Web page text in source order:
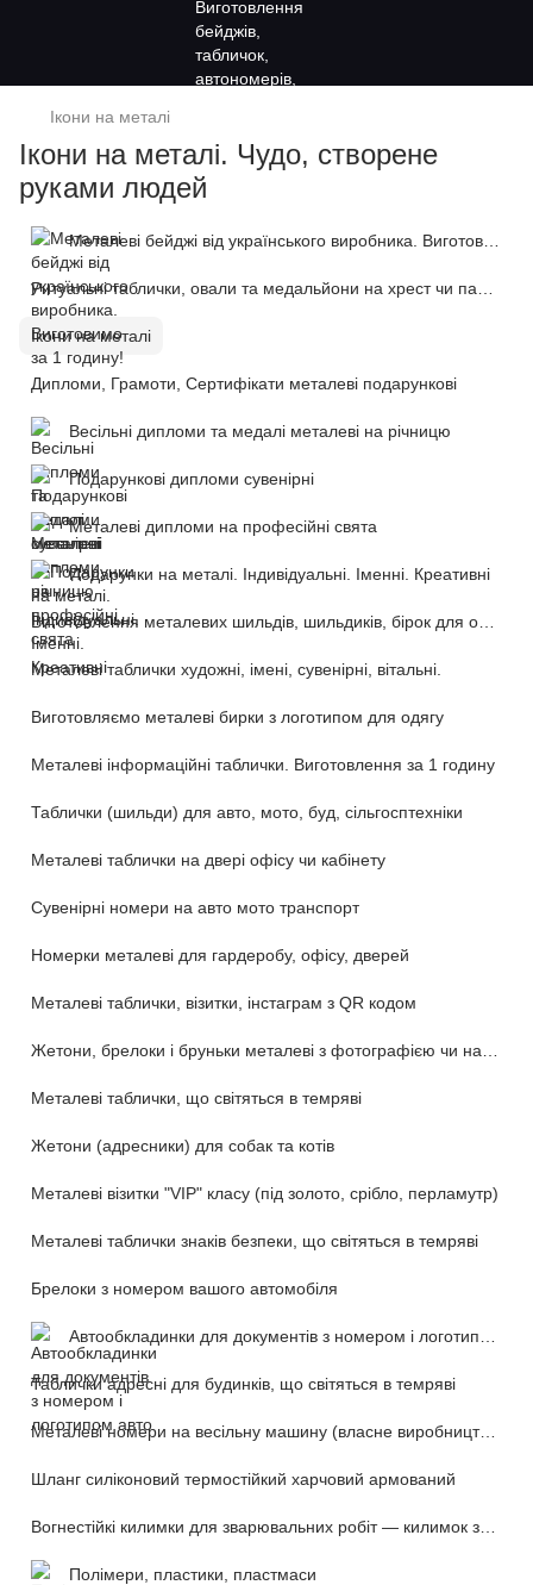
Ікони на металі
Ікони на металі. Чудо, створене
руками людей
Ікони на металі
Дипломи, Грамоти, Сертифікати металеві подарункові
Весільні дипломи та медалі металеві на річницю
Подарункові дипломи сувенірні
Металеві дипломи на професійні свята
Подарунки на металі. Індивідуальні. Іменні. Креативні
Металеві таблички художні, імені, сувенірні, вітальні.
Виготовляємо металеві бирки з логотипом для одягу
Металеві інформаційні таблички. Виготовлення за 1 годину
Таблички (шильди) для авто, мото, буд, сільгосптехніки
Металеві таблички на двері офісу чи кабінету
Сувенірні номери на авто мото транспорт
Номерки металеві для гардеробу, офісу, дверей
Металеві таблички, візитки, інстаграм з QR кодом
Металеві таблички, що світяться в темряві
Жетони (адресники) для собак та котів
Металеві візитки "VIP" класу (під золото, срібло, перламутр)
Металеві таблички знаків безпеки, що світяться в темряві
Брелоки з номером вашого автомобіля
Таблички адресні для будинків, що світяться в темряві
Металеві номери на весільну машину (власне виробництво)
Шланг силіконовий термостійкий харчовий армований
Полімери, пластики, пластмаси